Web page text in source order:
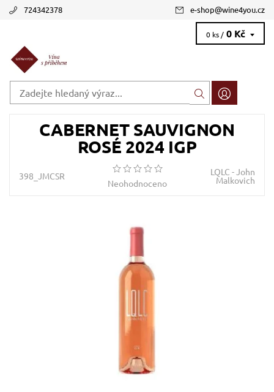
724342378 e-shop@wine4you.cz
0 ks / 0 Kč
CABERNET SAUVIGNON
ROSÉ 2024 IGP
398_JMCSR
Neohodnoceno
LQLC - John
Malkovich